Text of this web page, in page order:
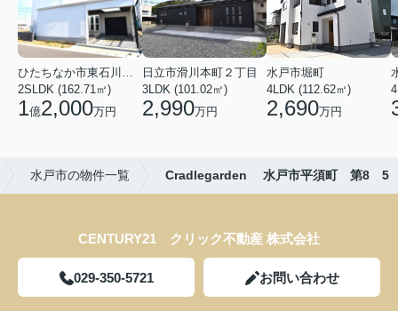
2SLDK (162.71㎡)
1億2,000万円
日立市滑川本町２丁目
3LDK (101.02㎡)
2,990万円
水戸市堀町
4LDK (112.62㎡)
2,690万円
水戸市の物件一覧 Cradlegarden 水戸市平須町 第8 5
CENTURY21 クリック不動産 株式会社
029-350-5721 お問い合わせ